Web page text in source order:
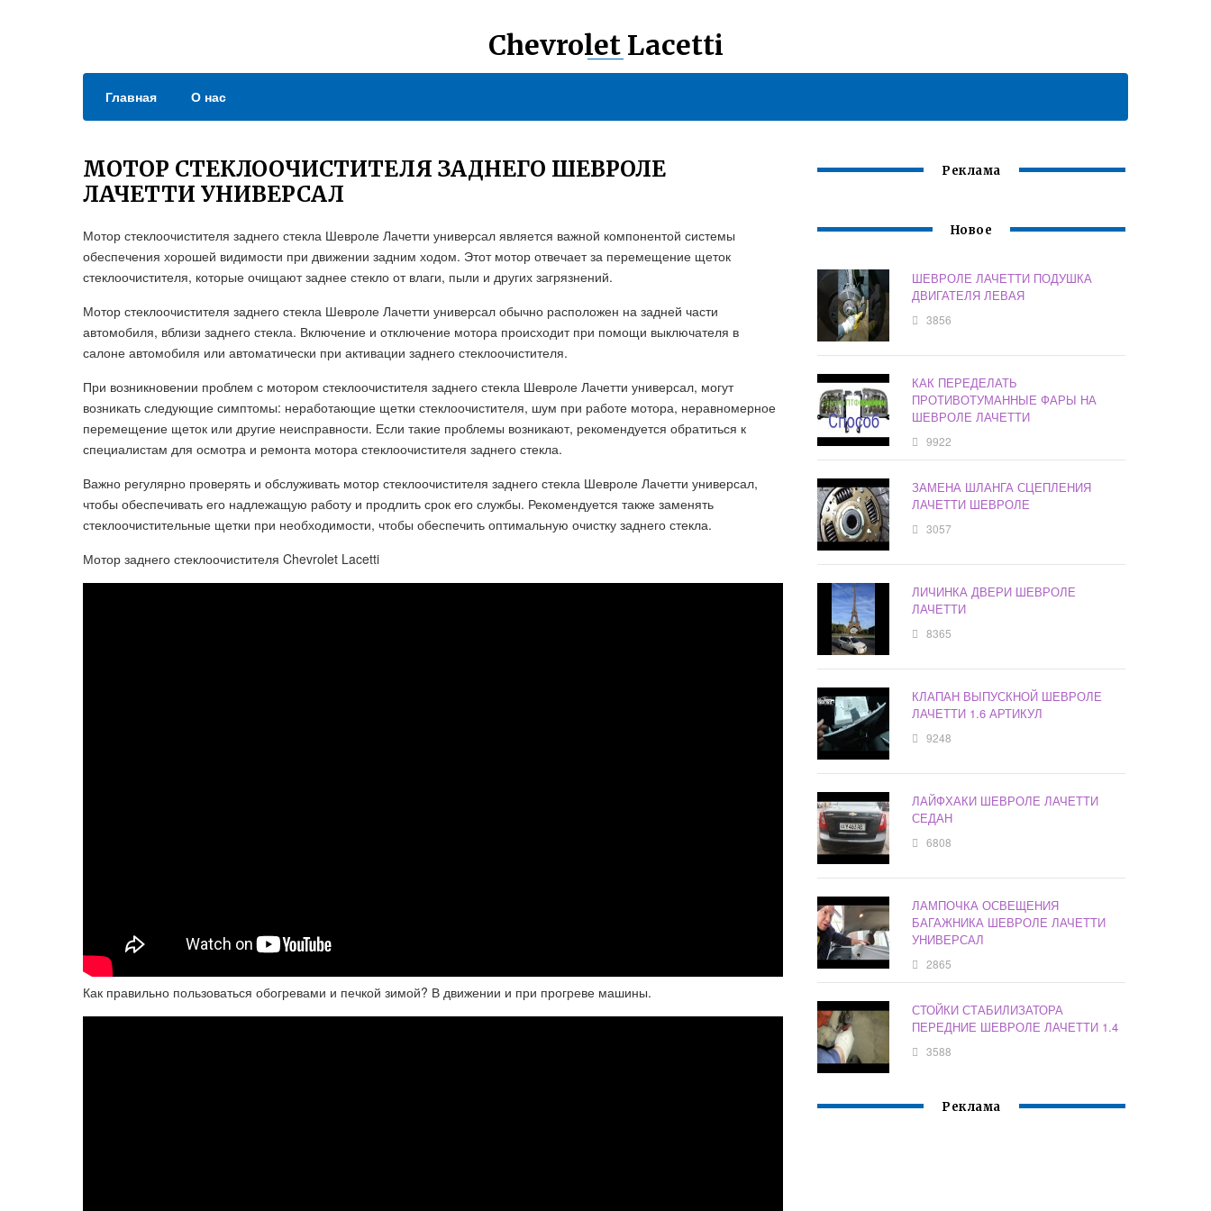
Chevrolet Lacetti
Главная О нас
МОТОР СТЕКЛООЧИСТИТЕЛЯ ЗАДНЕГО ШЕВРОЛЕ
ЛАЧЕТТИ УНИВЕРСАЛ
Мотор стеклоочистителя заднего стекла Шевроле Лачетти универсал является важной компонентой системы
обеспечения хорошей видимости при движении задним ходом. Этот мотор отвечает за перемещение щеток
стеклоочистителя, которые очищают заднее стекло от влаги, пыли и других загрязнений.
Мотор стеклоочистителя заднего стекла Шевроле Лачетти универсал обычно расположен на задней части
автомобиля, вблизи заднего стекла. Включение и отключение мотора происходит при помощи выключателя в
салоне автомобиля или автоматически при активации заднего стеклоочистителя.
При возникновении проблем с мотором стеклоочистителя заднего стекла Шевроле Лачетти универсал, могут
возникать следующие симптомы: неработающие щетки стеклоочистителя, шум при работе мотора, неравномерное
перемещение щеток или другие неисправности. Если такие проблемы возникают, рекомендуется обратиться к
специалистам для осмотра и ремонта мотора стеклоочистителя заднего стекла.
Важно регулярно проверять и обслуживать мотор стеклоочистителя заднего стекла Шевроле Лачетти универсал,
чтобы обеспечивать его надлежащую работу и продлить срок его службы. Рекомендуется также заменять
стеклоочистительные щетки при необходимости, чтобы обеспечить оптимальную очистку заднего стекла.
Мотор заднего стеклоочистителя Chevrolet Lacetti
Как правильно пользоваться обогревами и печкой зимой? В движении и при прогреве машины.
Реклама
Новое
ШЕВРОЛЕ ЛАЧЕТТИ ПОДУШКА
ДВИГАТЕЛЯ ЛЕВАЯ
3856
КАК ПЕРЕДЕЛАТЬ
ПРОТИВОТУМАННЫЕ ФАРЫ НА
ШЕВРОЛЕ ЛАЧЕТТИ
9922
ЗАМЕНА ШЛАНГА СЦЕПЛЕНИЯ
ЛАЧЕТТИ ШЕВРОЛЕ
3057
ЛИЧИНКА ДВЕРИ ШЕВРОЛЕ
ЛАЧЕТТИ
8365
КЛАПАН ВЫПУСКНОЙ ШЕВРОЛЕ
ЛАЧЕТТИ 1.6 АРТИКУЛ
9248
ЛАЙФХАКИ ШЕВРОЛЕ ЛАЧЕТТИ
СЕДАН
6808
ЛАМПОЧКА ОСВЕЩЕНИЯ
БАГАЖНИКА ШЕВРОЛЕ ЛАЧЕТТИ
УНИВЕРСАЛ
2865
СТОЙКИ СТАБИЛИЗАТОРА
ПЕРЕДНИЕ ШЕВРОЛЕ ЛАЧЕТТИ 1.4
3588
Реклама